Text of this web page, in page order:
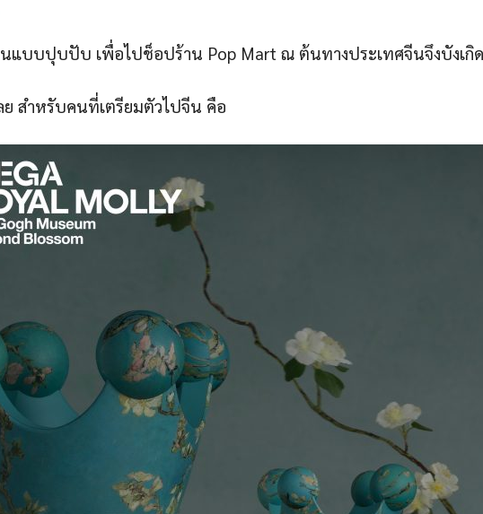
แบบปุบปับ เพื่อไปช็อปร้าน Pop Mart ณ ต้นทางประเทศจีนจึงบังเกิ
ย สำหรับคนที่เตรียมตัวไปจีน คือ